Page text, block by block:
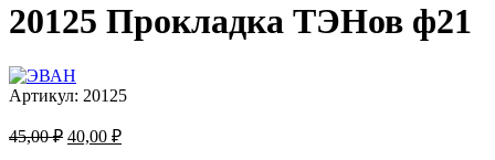
20125 Прокладка ТЭНов ф21
Артикул: 20125
45,00₽ Первоначальная
40,00 ₽Текущая